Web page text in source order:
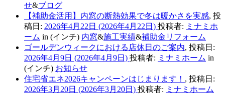
せ&ブログ
【補助金活用】内窓の断熱効果で冬は暖かさを実感, 投
稿日: 2026年4月22日 (2026年4月22日) 投稿者: ミナミホ
ーム in (インチ) 内窓&施工実績&補助金リフォーム
ゴールデンウィークにおける店休日のご案内, 投稿日:
2026年4月9日 (2026年4月9日) 投稿者: ミナミホーム in
(インチ) お知らせ
住宅省エネ2026キャンペーンはじまります！ , 投稿日:
2026年3月20日 (2026年3月20日) 投稿者: ミナミホーム